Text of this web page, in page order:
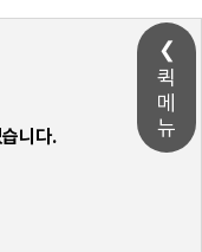
퀵
메
뉴
니다.